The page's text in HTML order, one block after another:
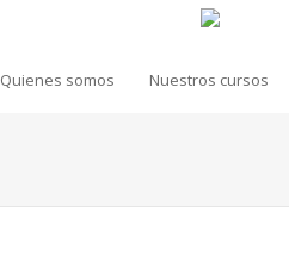
Quienes somos Nuestros cursos